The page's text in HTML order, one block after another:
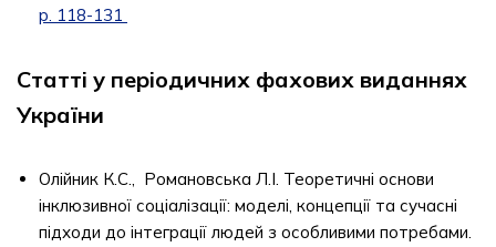
p. 118-131
Статті у періодичних фахових виданнях
України
Олійник К.С., Романовська Л.І. Теоретичні основи
інклюзивної соціалізації: моделі, концепції та сучасні
підходи до інтеграції людей з особливими потребами.